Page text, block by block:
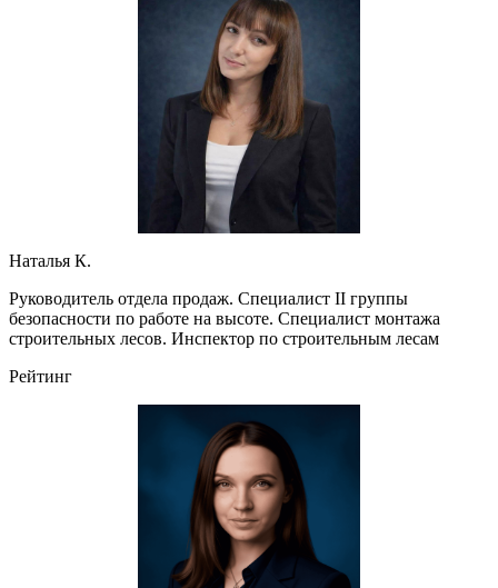
Наталья К.
Руководитель отдела продаж. Специалист II группы
безопасности по работе на высоте. Специалист монтажа
строительных лесов. Инспектор по строительным лесам
Рейтинг